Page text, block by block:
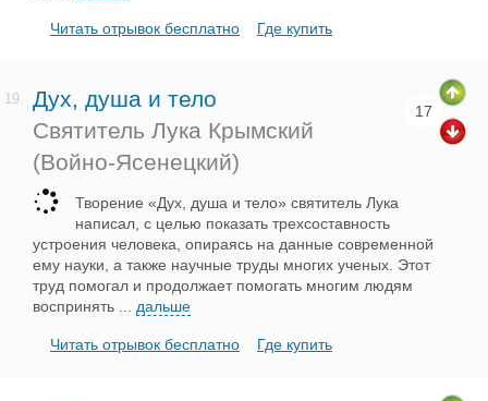
Читать отрывок бесплатно Где купить
19.
Дух, душа и тело
Святитель Лука Крымский
(Войно-Ясенецкий)
17
Творение «Дух, душа и тело» святитель Лука
написал, с целью показать трехсоставность
устроения человека, опираясь на данные современной
ему науки, а также научные труды многих ученых. Этот
труд помогал и продолжает помогать многим людям
воспринять
дальше
Читать отрывок бесплатно Где купить